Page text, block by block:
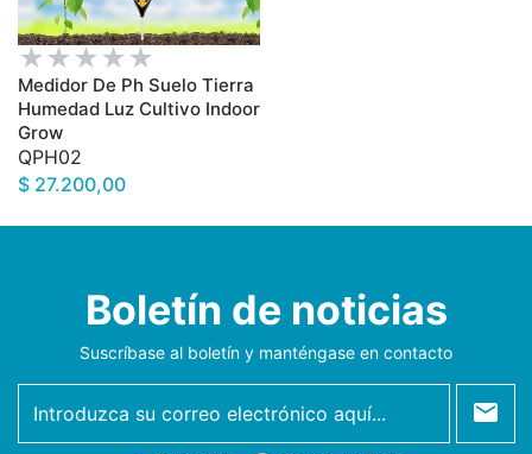
Medidor De Ph Suelo Tierra
Humedad Luz Cultivo Indoor
Grow
QPH02
$ 27.200,00
Boletín de noticias
Suscríbase al boletín y manténgase en contacto
newsletter